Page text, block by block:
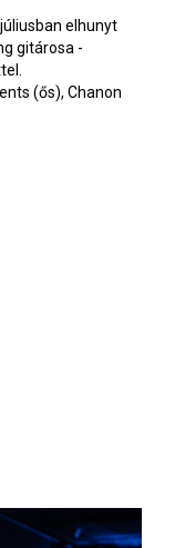
elhunyt
gitárosa -
(ős), Chanon